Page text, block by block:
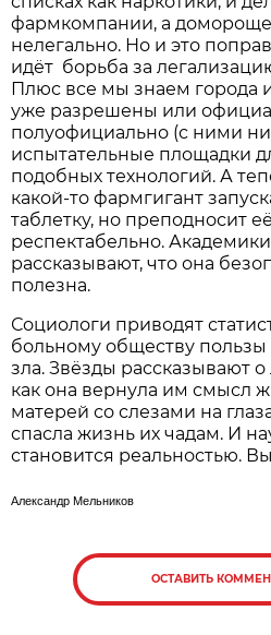
фармкомпании, а
нелегально. Но и это
идёт борьба за
Плюс все мы знаем города
уже разрешены или
полуофициально (с ними
испытательные площадки
подобных технологий. А
какой-то фарм­гигант
таблетку, но преподносит
респектабельно.
рассказывают, что она
полезна.
Социологи приводят
больному обществу
зла. Звёзды рассказывают
как она вернула им смысл
матерей со слезами на
спасла жизнь их чадам. И
становится реальностью.
Александр Мельников
ОСТАВИТЬ